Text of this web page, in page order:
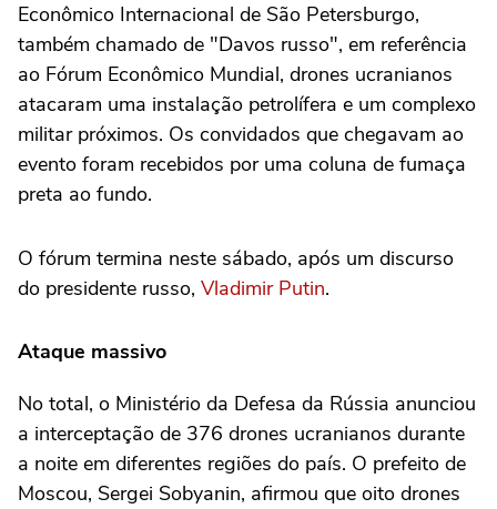
Econômico Internacional de São Petersburgo,
também chamado de "Davos russo", em referência
ao Fórum Econômico Mundial, drones ucranianos
atacaram uma instalação petrolífera e um complexo
militar próximos. Os convidados que chegavam ao
evento foram recebidos por uma coluna de fumaça
preta ao fundo.
O fórum termina neste sábado, após um discurso
do presidente russo, Vladimir Putin.
Ataque massivo
No total, o Ministério da Defesa da Rússia anunciou
a interceptação de 376 drones ucranianos durante
a noite em diferentes regiões do país. O prefeito de
Moscou, Sergei Sobyanin, afirmou que oito drones